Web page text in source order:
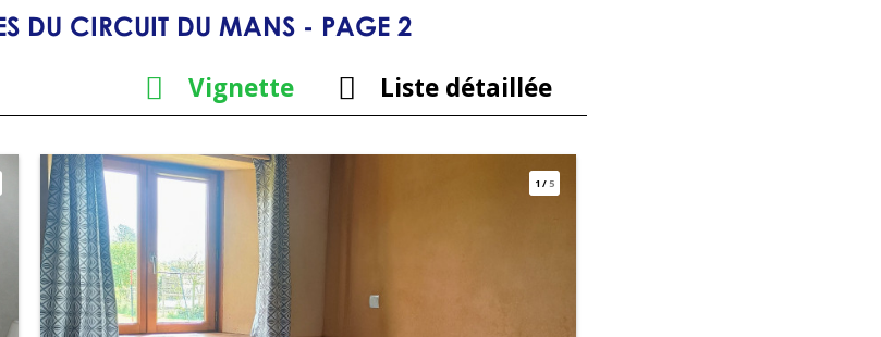
DU CIRCUIT DU MANS - PAGE 2
Vignette Liste détaillée
1/ 5